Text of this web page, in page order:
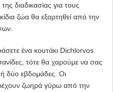
διαδικασίας για τους
ζώα θα εξαρτηθεί από την
ένα κουτάκι Dichlorvos
τότε θα χαρούμε να σας
δύο εβδομάδες. Οι
ζωηρά γύρω από την